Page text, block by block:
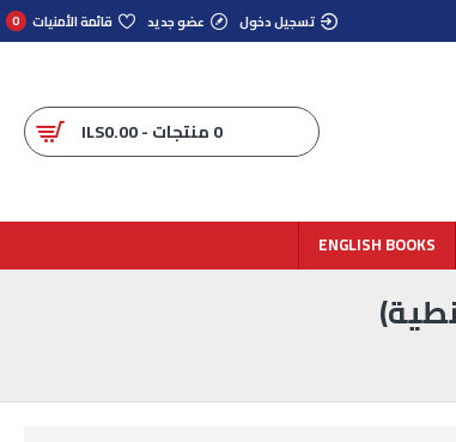
تسجيل دخول عضو جديد قائمة الأمنيات 0
0 منتجات - ILS0.00
ENGLISH BOOKS